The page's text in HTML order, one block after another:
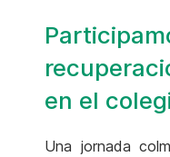
en el
Una jornada